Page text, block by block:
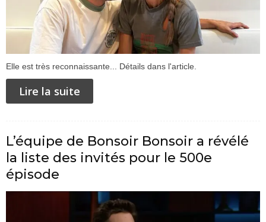
Elle est très reconnaissante... Détails dans l'article.
Lire la suite
L’équipe de Bonsoir Bonsoir a révélé
la liste des invités pour le 500e
épisode